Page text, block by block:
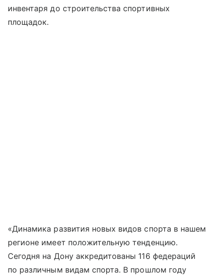
инвентаря до строительства спортивных
площадок.
«Динамика развития новых видов спорта в нашем
регионе имеет положительную тенденцию.
Сегодня на Дону аккредитованы 116 федераций
по различным видам спорта. В прошлом году